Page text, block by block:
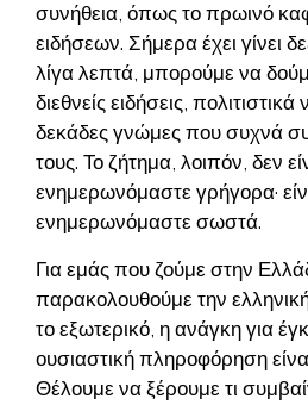
συνήθεια, όπως το πρωινό
ειδήσεων. Σήμερα έχει γίνει
λίγα λεπτά, μπορούμε να
διεθνείς ειδήσεις,
δεκάδες γνώμες που συχνά
τους. Το ζήτημα, λοιπόν, δεν
ενημερωνόμαστε γρήγορα·
ενημερωνόμαστε σωστά.
Για εμάς που ζούμε στην
παρακολουθούμε την
το εξωτερικό, η ανάγκη για
ουσιαστική πληροφόρηση
Θέλουμε να ξέρουμε τι